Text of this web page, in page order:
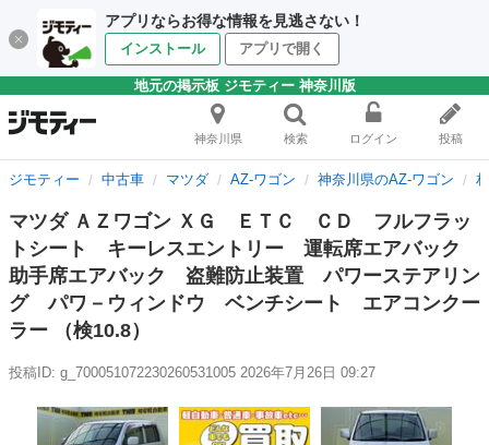
アプリならお得な情報を見逃さない！
インストール アプリで開く
地元の掲示板 ジモティー 神奈川版
神奈川県 検索 ログイン 投稿
ジモティー 中古車 マツダ AZ-ワゴン 神奈川県のAZ-ワゴン
マツダ ＡＺワゴン ＸＧ ＥＴＣ ＣＤ フルフラッ
トシート キーレスエントリー 運転席エアバック
助手席エアバック 盗難防止装置 パワーステアリン
グ パワ－ウィンドウ ベンチシート エアコンクー
ラー （検10.8）
投稿ID: g_700051072230260531005 2026年7月26日 09:27